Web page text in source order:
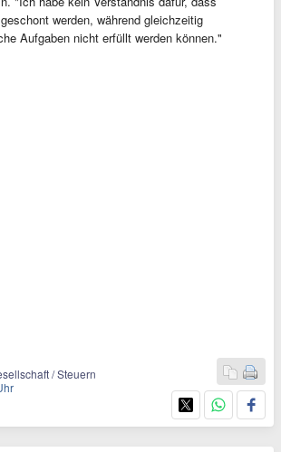
werden, während gleichzeitig
Aufgaben nicht erfüllt werden können."
/ Steuern